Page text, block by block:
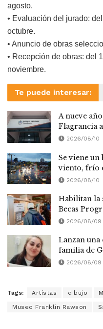
agosto.
• Evaluación del jurado:
octubre.
• Anuncio de obras
• Recepción de obras: del
noviembre.
Te puede interesar:
A nueve
Flagrancia
2026/08/10
Se viene
viento, frío
2026/08/10
Habilitan la
Becas
2026/08/09
Lanzan una
familia de
2026/08/09
Tags: Artístas dibujo
Museo Franklin Rawson